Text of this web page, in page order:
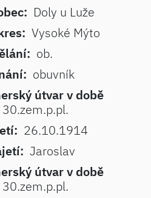
Doly u Luže
Vysoké Mýto
ob.
obuvník
útvar v době
30.zem.p.pl.
26.10.1914
Jaroslav
útvar v době
30.zem.p.pl.